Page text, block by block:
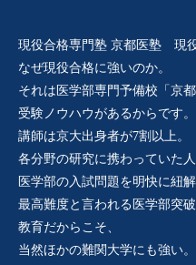
現役合格専門塾 京都医塾 現役
なぜ現役合格に強いのか。
それは医学部専門予備校「京
受験ノウハウがあるからです。
講師は京大出身者が7割以上。
各分野の研究に携わっていた人
医学部の入試問題を明快に紐
最高難度と言われる医学部突
教育だからこそ、
当然ほかの難関大学にも強い。